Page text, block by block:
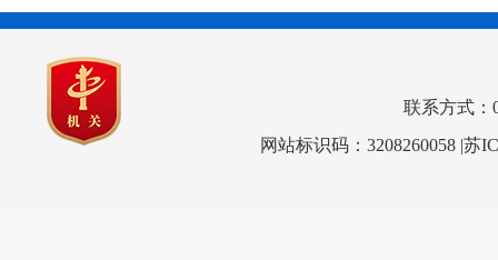
联系方式：
网站标识码：3208260058 |苏